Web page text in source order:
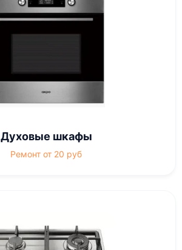
Духовые шкафы
Ремонт от 20 руб